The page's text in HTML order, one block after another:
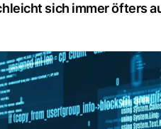
sich immer öfters